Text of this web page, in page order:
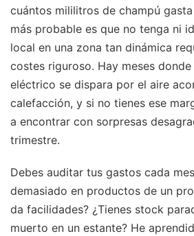
cuántos mililitros de champú
más probable es que no tenga ni
local en una zona tan dinámica
costes riguroso. Hay meses
eléctrico se dispara por el aire
calefacción, y si no tienes ese
a encontrar con sorpresas
trimestre.
Debes auditar tus gastos cada
demasiado en productos de un
da facilidades? ¿Tienes stock
muerto en un estante? He